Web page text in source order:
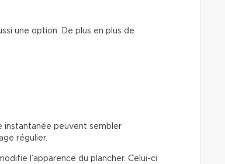
une option. De plus en plus de
instantanée peuvent sembler
régulier.
l’apparence du plancher. Celui-ci